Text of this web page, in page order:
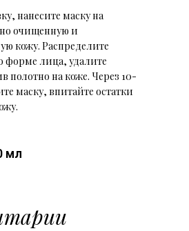
нанесите маску на
очищенную и
кожу. Распределите
форме лица, удалите
полотно на коже. Через 10-
маску, впитайте остатки
мл